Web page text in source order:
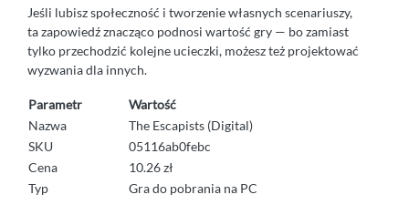
Jeśli lubisz społeczność i tworzenie własnych scenariuszy,
ta zapowiedź znacząco podnosi wartość gry — bo zamiast
tylko przechodzić kolejne ucieczki, możesz też projektować
wyzwania dla innych.
Parametr
Wartość
Nazwa
The Escapists (Digital)
SKU
05116ab0febc
Cena
10.26 zł
Typ
Gra do pobrania na PC